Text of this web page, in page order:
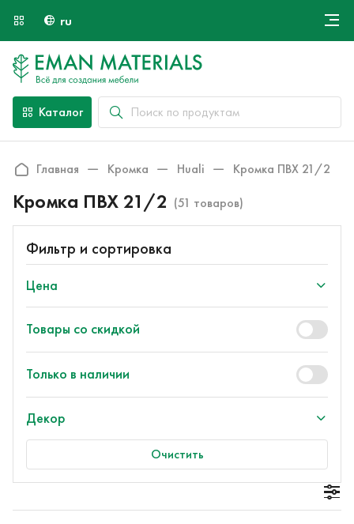
ru
Оплата и доставка
Контакты
Каталог
Главная Кромка Huali Кромка ПВХ 21/2
Кромка ПВХ 21/2 (51 товаров)
Фильтр и сортировка
Цена
Товары со скидкой
Только в наличии
Декор
Очистить